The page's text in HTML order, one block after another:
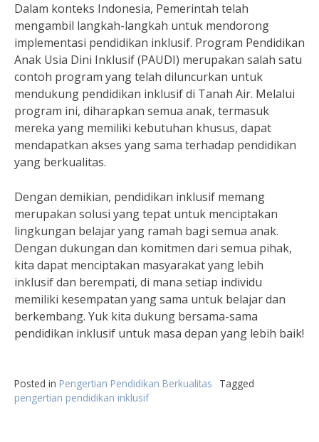
Dalam konteks Indonesia, Pemerintah telah
mengambil langkah-langkah untuk mendorong
implementasi pendidikan inklusif. Program Pendidikan
Anak Usia Dini Inklusif (PAUDI) merupakan salah satu
contoh program yang telah diluncurkan untuk
mendukung pendidikan inklusif di Tanah Air. Melalui
program ini, diharapkan semua anak, termasuk
mereka yang memiliki kebutuhan khusus, dapat
mendapatkan akses yang sama terhadap pendidikan
yang berkualitas.
Dengan demikian, pendidikan inklusif memang
merupakan solusi yang tepat untuk menciptakan
lingkungan belajar yang ramah bagi semua anak.
Dengan dukungan dan komitmen dari semua pihak,
kita dapat menciptakan masyarakat yang lebih
inklusif dan berempati, di mana setiap individu
memiliki kesempatan yang sama untuk belajar dan
berkembang. Yuk kita dukung bersama-sama
pendidikan inklusif untuk masa depan yang lebih baik!
Posted in Pengertian Pendidikan Berkualitas
Tagged
pengertian pendidikan inklusif